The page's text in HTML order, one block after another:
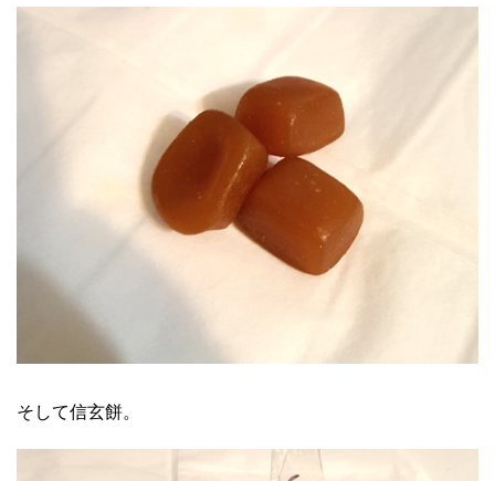
そして信玄餅。